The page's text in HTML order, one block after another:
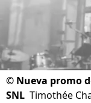
© Nueva promo
SNL Timothée